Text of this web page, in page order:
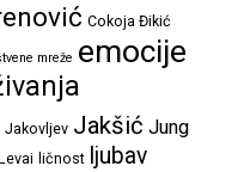
Cokoja Đikić
mreže emocije
Jakovljev Jakšić Jung
ličnost ljubav